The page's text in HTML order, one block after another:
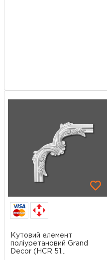
Кутовий елемент
поліуретановий Grand
Decor (HCR 51...